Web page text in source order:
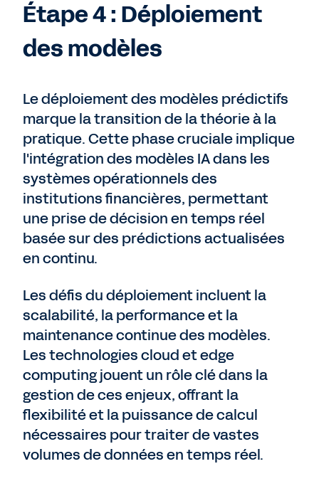
Étape 4 : Déploiement
des modèles
Le déploiement des modèles prédictifs
marque la transition de la théorie à la
pratique. Cette phase cruciale implique
l'intégration des modèles IA dans les
systèmes opérationnels des
institutions financières, permettant
une prise de décision en temps réel
basée sur des prédictions actualisées
en continu.
Les défis du déploiement incluent la
scalabilité, la performance et la
maintenance continue des modèles.
Les technologies cloud et edge
computing jouent un rôle clé dans la
gestion de ces enjeux, offrant la
flexibilité et la puissance de calcul
nécessaires pour traiter de vastes
volumes de données en temps réel.